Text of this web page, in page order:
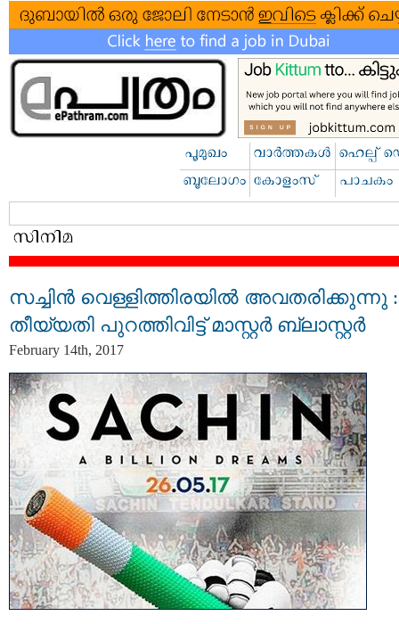
സച്ചിന്‍ വെള്ളിത്തിരയില്‍ അവതരിക്കുന്നു :
തീയ്യതി പുറത്തിവിട്ട് മാസ്റ്റര്‍ ബ്ലാസ്റ്റര്‍
February 14th, 2017